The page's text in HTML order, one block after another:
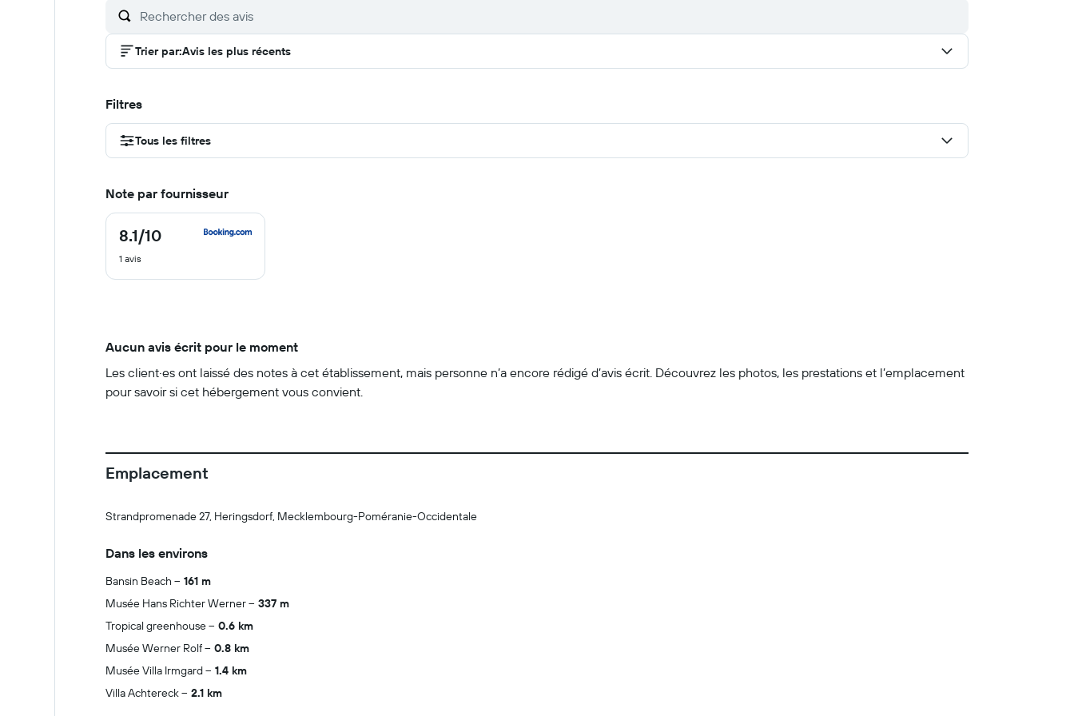
Trier par:Avis les plus récents
Filtres
Tous les filtres
Note par fournisseur
8.1/10
8.1
10
1 avis
Aucun avis écrit pour le moment
Les client·es ont laissé des notes à cet établissement, mais personne n’a encore rédigé d’avis écrit. Découvrez les photos, les prestations et l’emplacement
pour savoir si cet hébergement vous convient.
Emplacement
Strandpromenade 27, Heringsdorf, Mecklembourg-Poméranie-Occidentale
Dans les environs
Bansin Beach
161 m
Musée Hans Richter Werner
337 m
Tropical greenhouse
0.6 km
Musée Werner Rolf
0.8 km
Musée Villa Irmgard
1.4 km
Villa Achtereck
2.1 km